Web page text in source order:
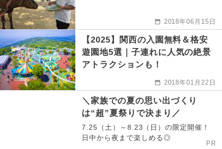
2018年06月15日
【2025】関西の入園無料＆格安
遊園地5選｜子連れに人気の絶景
アトラクションも！
2018年01月22日
＼家族での夏の思い出づくり
は“超”夏祭りで決まり／
7.25（土）～8.23（日）の限定開催！
日中から夜まで楽しめる◎
PR